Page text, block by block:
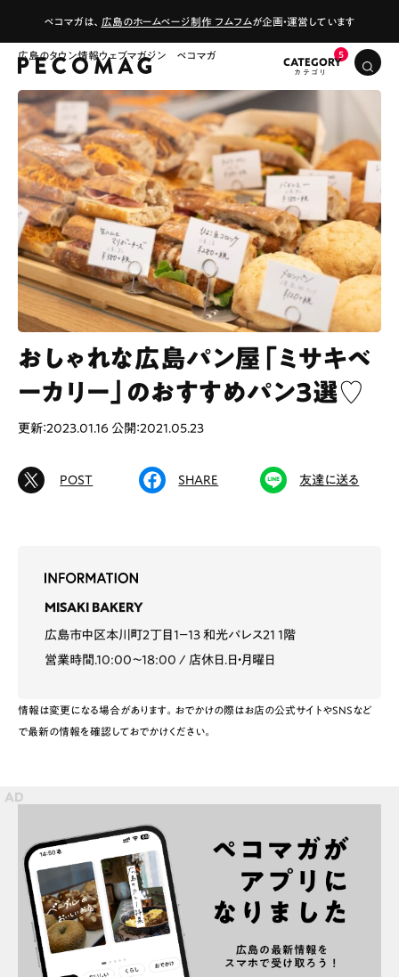
ペコマガは、 広島のホームページ制作 フムフムが企画・運営しています
広島のタウン情報ウェブマガジン ペコマガ
CATEGORY
# カフェ # ランチ # スイーツ
Special Life
Gourmet News
Outing
スポット情報
プライバシーポリシー インフォマティブデータポリシー
お問合せ
おしゃれな広島パン屋「ミサキベ
ーカリー」のおすすめパン3選♡
更新：2023.01.16 公開：2021.05.23
POST SHARE 友達に送る
MISAKI BAKERY
広島市中区本川町2丁目1−13 和光パレス21 1階
営業時間.10:00〜18:00
店休日.日・月曜日
情報は変更になる場合があります。おでかけの際はお店の公式サイトやSNSなど
で最新の情報を確認しておでかけください。